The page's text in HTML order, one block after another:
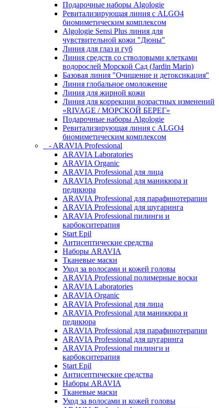
Подарочные наборы Algologie
Ревитализирующая линия с ALGO4
биомиметическим комплексом
Algologie Sensi Plus линия для
чувcтвительной кожи "Дюны"
Линия для глаз и губ
Линия средств со стволовыми клетками
водорослей Морской Сад (Jardin Marin)
Базовая линия "Очищение и детоксикация"
Линия глобальное омоложение
Линия для жирной кожи
Линия для коррекции возрастных изменений
«RIVAGE / МОРСКОЙ БЕРЕГ»
Подарочные наборы Algologie
Ревитализирующая линия с ALGO4
биомиметическим комплексом
- ARAVIA Professional
ARAVIA Laboratories
ARAVIA Organic
ARAVIA Professional для лица
ARAVIA Professional для маникюра и
педикюра
ARAVIA Professional для парафинотерапии
ARAVIA Professional для шугаринга
ARAVIA Professional пилинги и
карбокситерапия
Start Epil
Антисептические средства
Наборы ARAVIA
Тканевые маски
Уход за волосами и кожей головы
ARAVIA Professional полимерные воски
ARAVIA Laboratories
ARAVIA Organic
ARAVIA Professional для лица
ARAVIA Professional для маникюра и
педикюра
ARAVIA Professional для парафинотерапии
ARAVIA Professional для шугаринга
ARAVIA Professional пилинги и
карбокситерапия
Start Epil
Антисептические средства
Наборы ARAVIA
Тканевые маски
Уход за волосами и кожей головы